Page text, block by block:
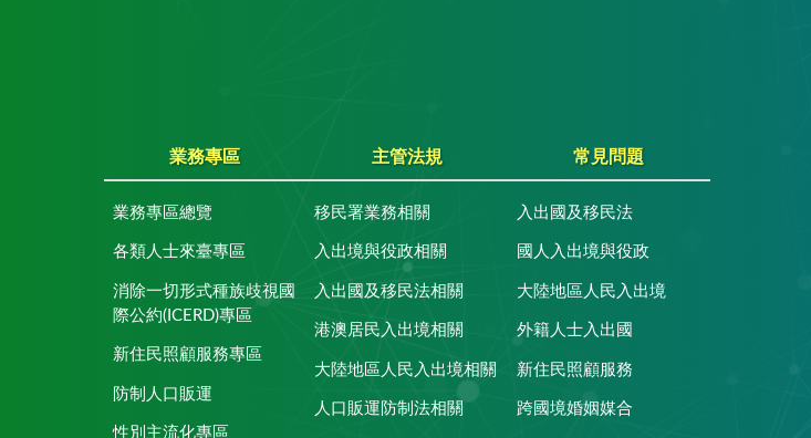
業務專區
業務專區總覽
各類人士來臺專區
消除一切形式種族歧視國
際公約(ICERD)專區
新住民照顧服務專區
防制人口販運
性別主流化專區
主管法規
移民署業務相關
入出境與役政相關
入出國及移民法相關
港澳居民入出境相關
大陸地區人民入出境相關
人口販運防制法相關
常見問題
入出國及移民法
國人入出境與役政
大陸地區人民入出境
外籍人士入出國
新住民照顧服務
跨國境婚姻媒合